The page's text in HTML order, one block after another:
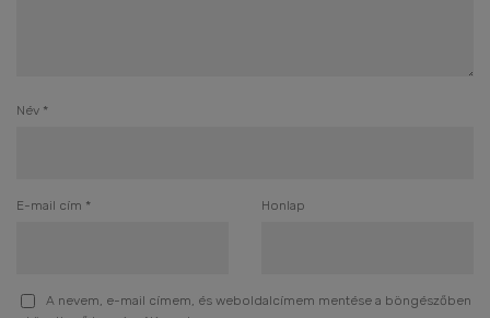
Név *
E-mail cím * Honlap
A nevem, e-mail címem, és weboldalcímem mentése a böngészőben